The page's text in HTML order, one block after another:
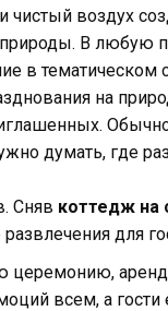
чистый воздух
В любую
в тематическом
на
думать, где
Сняв коттедж на
для
церемонию,
всем, а